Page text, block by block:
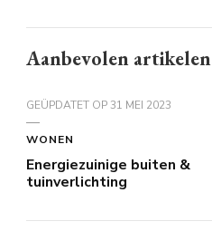
Aanbevolen artikelen
GEÜPDATET OP 31 MEI 2023
WONEN
Energiezuinige buiten &
tuinverlichting